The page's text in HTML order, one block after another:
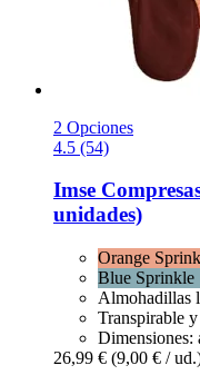
2 Opciones
4.5 (54)
Imse
unidades)
Orange
Blue Sprinkle
Almohadillas
Transpirable
Dimensiones:
26,99 € (9,00 € /